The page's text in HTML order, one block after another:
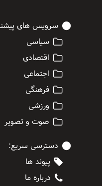
سرویس های
سیاسی
اقتصادی
اجتماعی
فرهنگی
ورزشی
صوت و تصویر
دسترسی سریع:
پیوند ها
درباره ما